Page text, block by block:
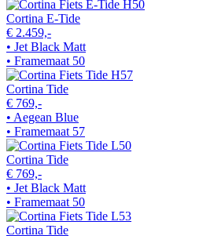
Cortina E-Tide
€ 2.459,-
• Jet Black Matt
• Framemaat 50
Cortina Tide
€ 769,-
• Aegean Blue
• Framemaat 57
Cortina Tide
€ 769,-
• Jet Black Matt
• Framemaat 50
Cortina Tide